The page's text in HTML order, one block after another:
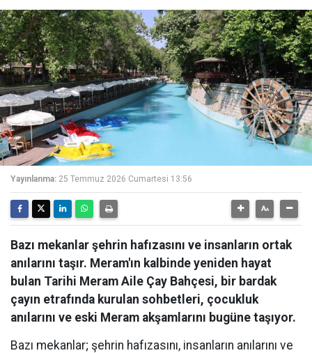
Yayınlanma: 25 Temmuz 2026 Cumartesi 13:56
Bazı mekanlar şehrin hafızasını ve insanların ortak
anılarını taşır. Meram'ın kalbinde yeniden hayat
bulan Tarihi Meram Aile Çay Bahçesi, bir bardak
çayın etrafında kurulan sohbetleri, çocukluk
anılarını ve eski Meram akşamlarını bugüne taşıyor.
Bazı mekanlar; şehrin hafızasını, insanların anılarını ve